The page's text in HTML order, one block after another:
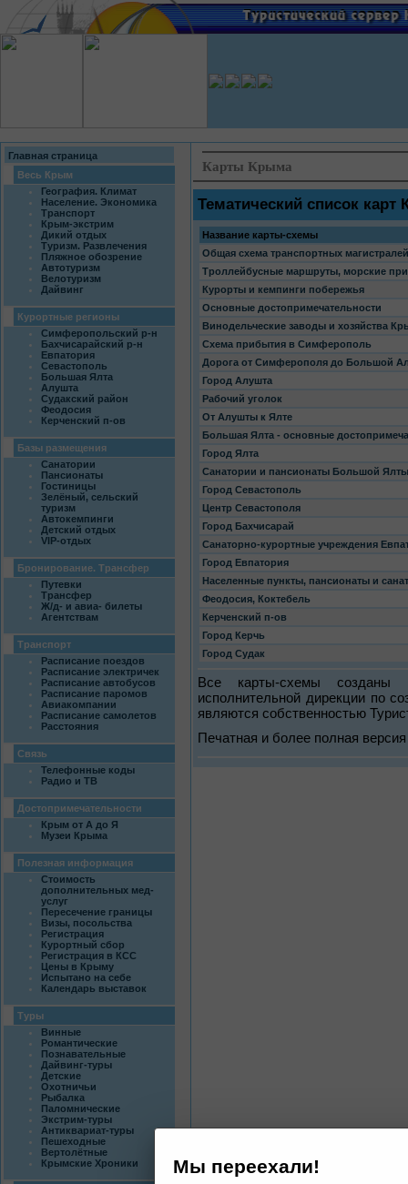
Главная страница
Весь Крым
География. Климат
Население. Экономика
Транспорт
Крым-экстрим
Дикий отдых
Туризм. Развлечения
Пляжное обозрение
Автотуризм
Велотуризм
Дайвинг
Курортные регионы
Симферопольский р-н
Бахчисарайский р-н
Евпатория
Севастополь
Большая Ялта
Алушта
Судакский район
Феодосия
Керченский п-ов
Базы размещения
Санатории
Пансионаты
Гостиницы
Зелёный, сельский
туризм
Автокемпинги
Детский отдых
VIP-отдых
Бронирование. Трансфер
Путевки
Трансфер
Ж/д- и авиа- билеты
Агентствам
Транспорт
Расписание поездов
Расписание электричек
Расписание автобусов
Расписание паромов
Авиакомпании
Расписание самолетов
Расстояния
Связь
Телефонные коды
Радио и ТВ
Достопримечательности
Крым от А до Я
Музеи Крыма
Полезная информация
Стоимость
дополнительных мед-
услуг
Пересечение границы
Визы, посольства
Регистрация
Курортный сбор
Регистрация в КСС
Цены в Крыму
Испытано на себе
Календарь выставок
Туры
Винные
Романтические
Познавательные
Дайвинг-туры
Детские
Охотничьи
Рыбалка
Паломнические
Экстрим-туры
Антиквариат-туры
Пешеходные
Вертолётные
Крымские Хроники
Карты Крыма
Тематический список карт
Название карты-схемы
Общая схема транспортных магистралей
Троллейбусные маршруты, морские
Курорты и кемпинги побережья
Основные достопримечательности
Винодельческие заводы и хозяйства
Схема прибытия в Симферополь
Дорога от Симферополя до Большой
Город Алушта
Рабочий уголок
От Алушты к Ялте
Большая Ялта - основные
Город Ялта
Санатории и пансионаты Большой Ялты
Город Севастополь
Центр Севастополя
Город Бахчисарай
Санаторно-курортные учреждения
Город Евпатория
Населенные пункты, пансионаты и
Феодосия, Коктебель
Керченский п-ов
Город Керчь
Город Судак
Все карты-схемы созданы
исполнительной дирекции по
являются собственностью
Печатная и более полная
Мы переехали!